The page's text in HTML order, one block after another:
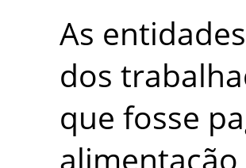
As
dos
que fosse